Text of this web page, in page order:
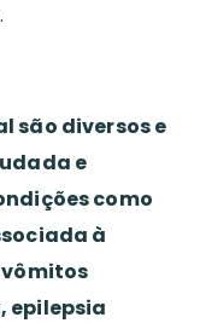
são diversos e
e
como
à
vômitos
epilepsia